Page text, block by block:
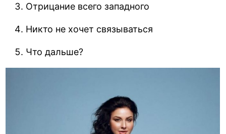
Отрицание всего западного
Никто не хочет связываться
Что дальше?